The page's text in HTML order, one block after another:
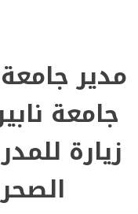
مدير
جامعة
زيارة